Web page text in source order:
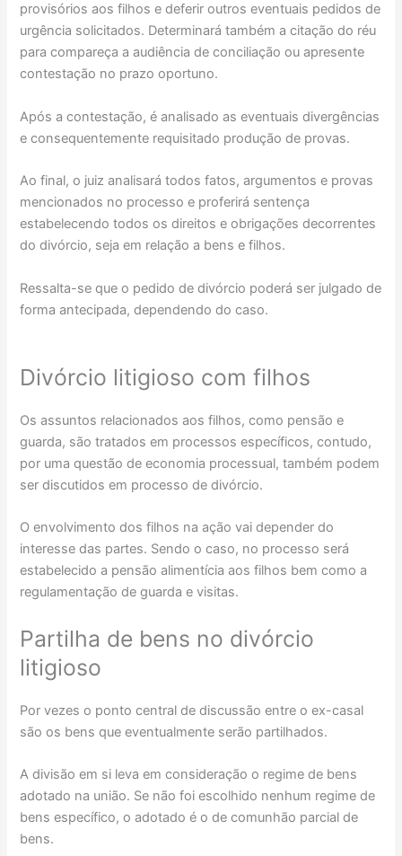
provisórios aos filhos e deferir outros eventuais pedidos de
urgência solicitados. Determinará também a citação do réu
para compareça a audiência de conciliação ou apresente
contestação no prazo oportuno.
Após a contestação, é analisado as eventuais divergências
e consequentemente requisitado produção de provas.
Ao final, o juiz analisará todos fatos, argumentos e provas
mencionados no processo e proferirá sentença
estabelecendo todos os direitos e obrigações decorrentes
do divórcio, seja em relação a bens e filhos.
Ressalta-se que o pedido de divórcio poderá ser julgado de
forma antecipada, dependendo do caso.
Divórcio litigioso com filhos
Os assuntos relacionados aos filhos, como pensão e
guarda, são tratados em processos específicos, contudo,
por uma questão de economia processual, também podem
ser discutidos em processo de divórcio.
O envolvimento dos filhos na ação vai depender do
interesse das partes. Sendo o caso, no processo será
estabelecido a pensão alimentícia aos filhos bem como a
regulamentação de guarda e visitas.
Partilha de bens no divórcio
litigioso
Por vezes o ponto central de discussão entre o ex-casal
são os bens que eventualmente serão partilhados.
A divisão em si leva em consideração o regime de bens
adotado na união. Se não foi escolhido nenhum regime de
bens específico, o adotado é o de comunhão parcial de
bens.